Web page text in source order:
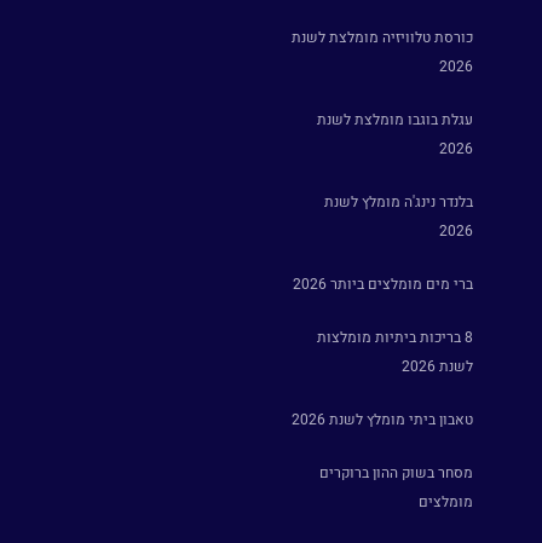
כורסת טלוויזיה מומלצת לשנת
2026
עגלת בוגבו מומלצת לשנת
2026
בלנדר נינג'ה מומלץ לשנת
2026
ברי מים מומלצים ביותר 2026
8 בריכות ביתיות מומלצות
לשנת 2026
טאבון ביתי מומלץ לשנת 2026
מסחר בשוק ההון ברוקרים
מומלצים